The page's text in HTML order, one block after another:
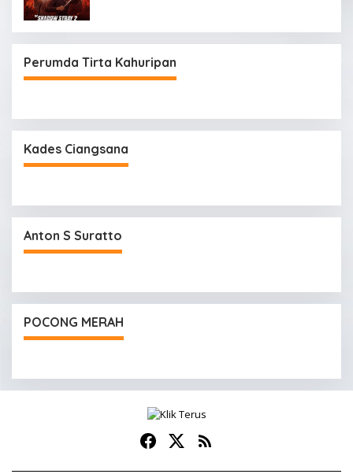
Perumda Tirta Kahuripan
Kades Ciangsana
Anton S Suratto
POCONG MERAH